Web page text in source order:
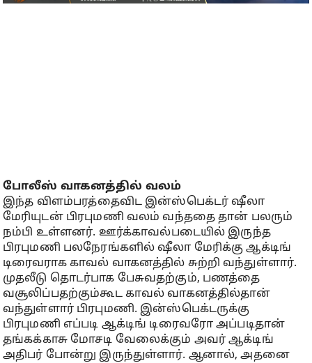
போலீஸ் வாகனத்தில் வலம்
இந்த விளம்பரத்தைவிட இன்ஸ்பெக்டர் ஷீலா
மேரியுடன் பிரபுமணி வலம் வந்ததை தான் பலரும்
நம்பி உள்ளனர். ஊர்க்காவல்படையில் இருந்த
பிரபுமணி பலநேரங்களில் ஷீலா மேரிக்கு ஆக்டிங்
டிரைவராக காவல் வாகனத்தில் சுற்றி வந்துள்ளார்.
முதலீடு தொடர்பாக பேசுவதற்கும், பணத்தை
வசூலிப்பதற்கும்கூட காவல் வாகனத்தில்தான்
வந்துள்ளார் பிரபுமணி. இன்ஸ்பெக்டருக்கு
பிரபுமணி எப்படி ஆக்டிங் டிரைவரோ அப்படிதான்
தங்கக்காசு மோசடி வேலைக்கும் அவர் ஆக்டிங்
அதிபர் போன்று இருந்துள்ளார். ஆனால், அதனை